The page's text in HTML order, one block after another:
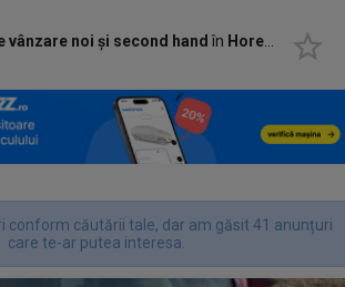
vânzare noi și second hand în Horezu, Valcea
conform căutării tale, dar am găsit 41 anunțuri
care te-ar putea interesa.